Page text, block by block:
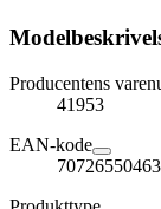
Producentens
41953
EAN-kode